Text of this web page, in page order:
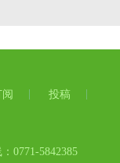
投稿
0771-5842385